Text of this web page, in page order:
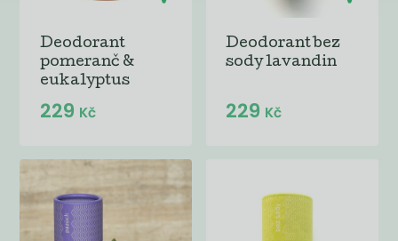
Deodorant
pomeranč &
eukalyptus
229 Kč
Deodorant bez
sody lavandin
229 Kč